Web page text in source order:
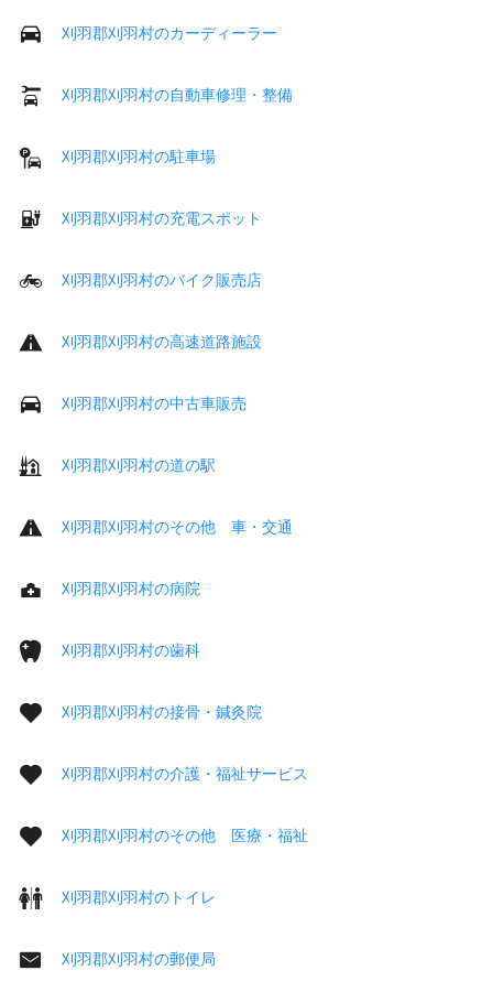
刈羽郡刈羽村のカーディーラー
刈羽郡刈羽村の自動車修理・整備
刈羽郡刈羽村の駐車場
刈羽郡刈羽村の充電スポット
刈羽郡刈羽村のバイク販売店
刈羽郡刈羽村の高速道路施設
刈羽郡刈羽村の中古車販売
刈羽郡刈羽村の道の駅
刈羽郡刈羽村のその他 車・交通
刈羽郡刈羽村の病院
刈羽郡刈羽村の歯科
刈羽郡刈羽村の接骨・鍼灸院
刈羽郡刈羽村の介護・福祉サービス
刈羽郡刈羽村のその他 医療・福祉
刈羽郡刈羽村のトイレ
刈羽郡刈羽村の郵便局